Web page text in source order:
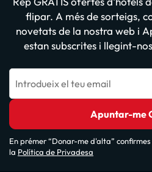
flipar. A més de sorteigs,
novetats de la nostra web i
estan subscrites i llegint-
Introdueix el teu email
Apuntar-me
En prémer “Donar-me d'alta”
la Política de Privadesa